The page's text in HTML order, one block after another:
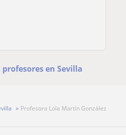
en Sevilla
Profesora Lola Martín González